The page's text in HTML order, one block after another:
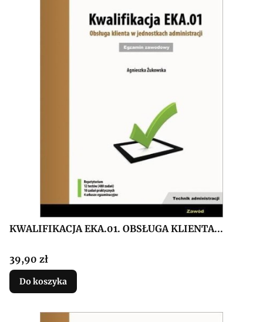
KWALIFIKACJA EKA.01. OBSŁUGA KLIENTA...
Cena
39,90 zł
Do koszyka